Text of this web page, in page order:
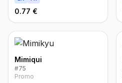
0.77 €
Mimiqui
#75
Promo